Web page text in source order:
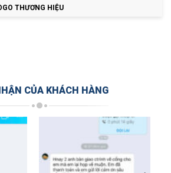
THƯƠNG HIỆU
CỦA KHÁCH HÀNG